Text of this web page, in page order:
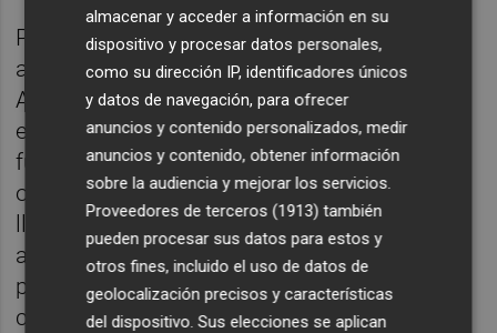
Por su parte, Ángel Casero ha mostrado su
agradecimiento a la Fundación Trinidad
Alfonso por su respaldo “moral y
económico”, ya que su ayuda es
fundamental para “seguir creciendo”. El
objetivo de la organización es “conseguir
llegar al World Tour en los próximos tres
años” y este año la prueba ya cuenta con la
participación de quince equipos de este
campeonato a nivel mundial.
almacenar y acceder a información en su
dispositivo y procesar datos personales,
como su dirección IP, identificadores únicos
y datos de navegación, para ofrecer
anuncios y contenido personalizados, medir
anuncios y contenido, obtener información
sobre la audiencia y mejorar los servicios.
Proveedores de terceros (1913) también
pueden procesar sus datos para estos y
otros fines, incluido el uso de datos de
geolocalización precisos y características
del dispositivo. Sus elecciones se aplican